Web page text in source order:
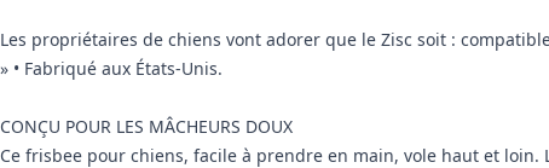
Les propriétaires de chiens vont adorer que le Zisc soit :
» • Fabriqué aux États-Unis.
CONÇU POUR LES MÂCHEURS DOUX
Ce frisbee pour chiens, facile à prendre en main, vole haut et